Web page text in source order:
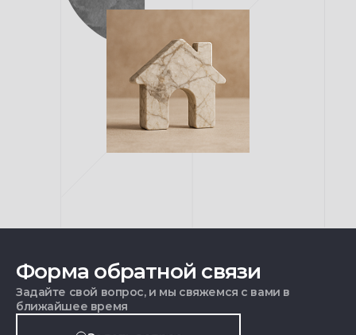
Форма обратной связи
Задайте свой вопрос, и мы свяжемся с вами в
ближайшее время